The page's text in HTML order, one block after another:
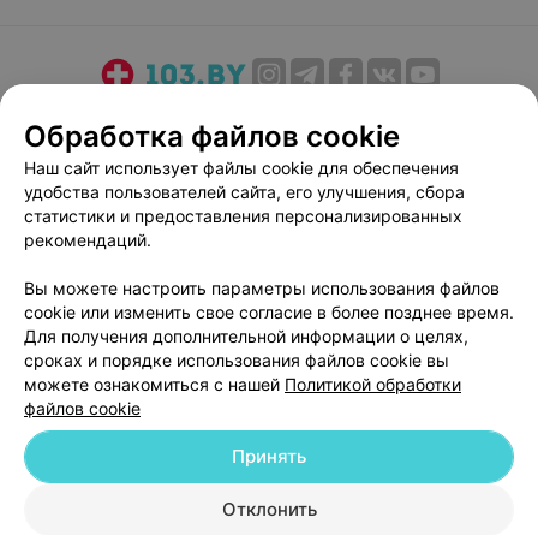
Медицинский маркетинг
Публичный договор
Пользовательское соглашение
Способы оплаты
Вакансии
Партнеры
Написать руководителю 103.by
Персональные настройки cookie
Обработка персональных данных
© 2026 ООО «Артокс Лаб», УНП 191700409| 220012, Республика Беларусь,
Обработка файлов cookie
Наш сайт использует файлы cookie для обеспечения
удобства пользователей сайта, его улучшения, сбора
статистики и предоставления персонализированных
рекомендаций.
Вы можете настроить параметры использования файлов
cookie или изменить свое согласие в более позднее время.
Для получения дополнительной информации о целях,
сроках и порядке использования файлов cookie вы
можете ознакомиться с нашей Политикой обработки
файлов cookie
Отклонить
Принять